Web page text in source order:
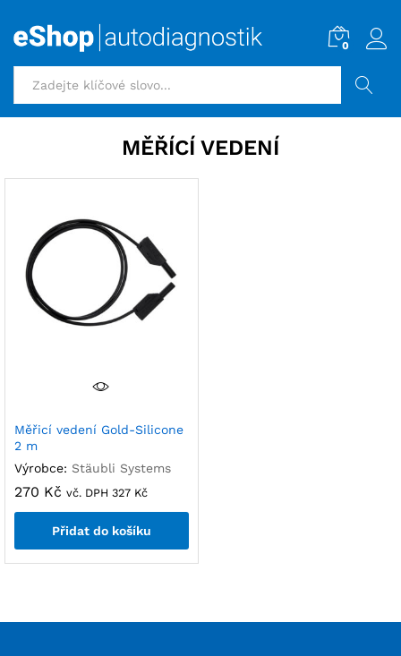
0
MĚŘÍCÍ VEDENÍ
Měřicí vedení Gold-Silicone
2 m
Výrobce: Stäubli Systems
270 Kč vč. DPH 327 Kč
Přidat do košíku